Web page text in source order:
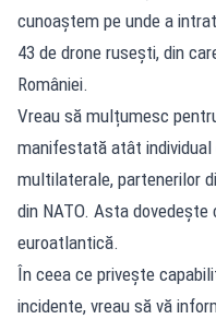
cunoaștem pe unde a
43 de drone rusești, din
României.
Vreau să mulțumesc
manifestată atât
multilaterale, partenerilor
din NATO. Asta
euroatlantică.
În ceea ce privește
incidente, vreau să vă